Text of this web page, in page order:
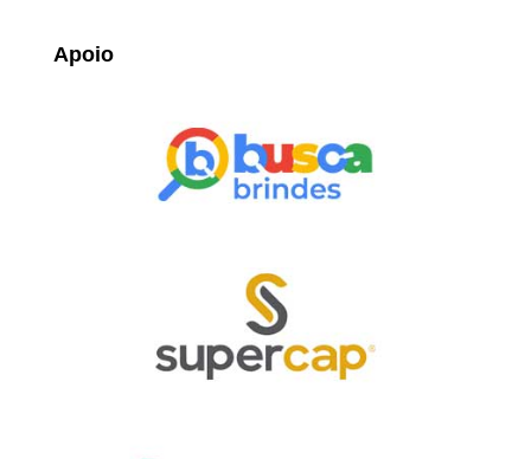
Apoio